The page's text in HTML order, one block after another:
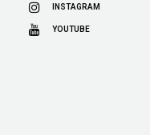
INSTAGRAM
YOUTUBE